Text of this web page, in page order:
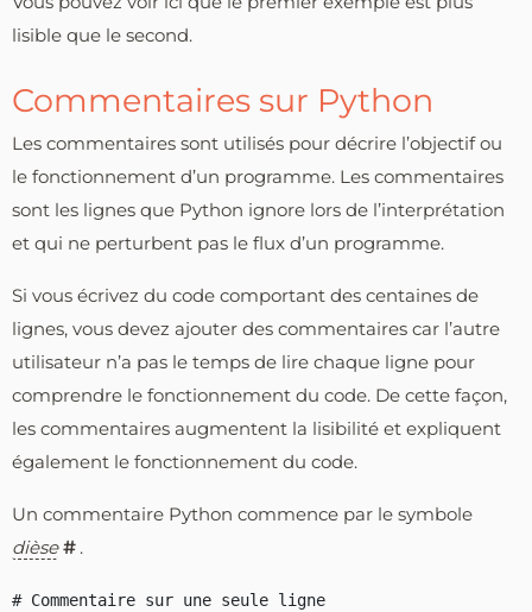
lisible que le second.
Commentaires sur Python
Les commentaires sont utilisés pour décrire l’objectif ou
le fonctionnement d’un programme. Les commentaires
sont les lignes que Python ignore lors de l’interprétation
et qui ne perturbent pas le flux d’un programme.
Si vous écrivez du code comportant des centaines de
lignes, vous devez ajouter des commentaires car l’autre
utilisateur n’a pas le temps de lire chaque ligne pour
comprendre le fonctionnement du code. De cette façon,
les commentaires augmentent la lisibilité et expliquent
également le fonctionnement du code.
Un commentaire Python commence par le symbole
dièse #.
# Commentaire sur une seule ligne